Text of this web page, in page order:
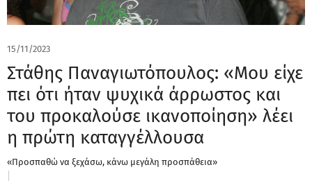
15/11/2023
Στάθης Παναγιωτόπουλος: «Μου είχε
πει ότι ήταν ψυχικά άρρωστος και
του προκαλούσε ικανοποίηση» λέει
η πρώτη καταγγέλλουσα
«Προσπαθώ να ξεχάσω, κάνω μεγάλη προσπάθεια»